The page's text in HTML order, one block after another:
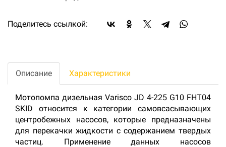
Поделитесь ссылкой:
Описание Характеристики
Мотопомпа дизельная Varisco JD 4-225 G10 FHT04
SKID относится к категории самовсасывающих
центробежных насосов, которые предназначены
для перекачки жидкости с содержанием твердых
частиц. Применение данных насосов